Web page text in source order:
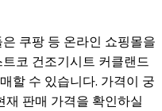
쿠팡 등 온라인 쇼핑몰을
코 건조기시트 커클랜드
할 수 있습니다. 가격이 궁
판매 가격을 확인하실